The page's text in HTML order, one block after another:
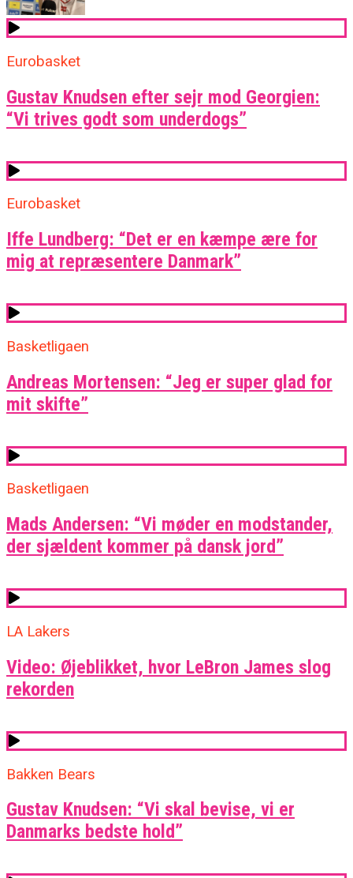
Eurobasket
Gustav Knudsen efter sejr mod Georgien:
“Vi trives godt som underdogs”
Eurobasket
Iffe Lundberg: “Det er en kæmpe ære for
mig at repræsentere Danmark”
Basketligaen
Andreas Mortensen: “Jeg er super glad for
mit skifte”
Basketligaen
Mads Andersen: “Vi møder en modstander,
der sjældent kommer på dansk jord”
LA Lakers
Video: Øjeblikket, hvor LeBron James slog
rekorden
Bakken Bears
Gustav Knudsen: “Vi skal bevise, vi er
Danmarks bedste hold”